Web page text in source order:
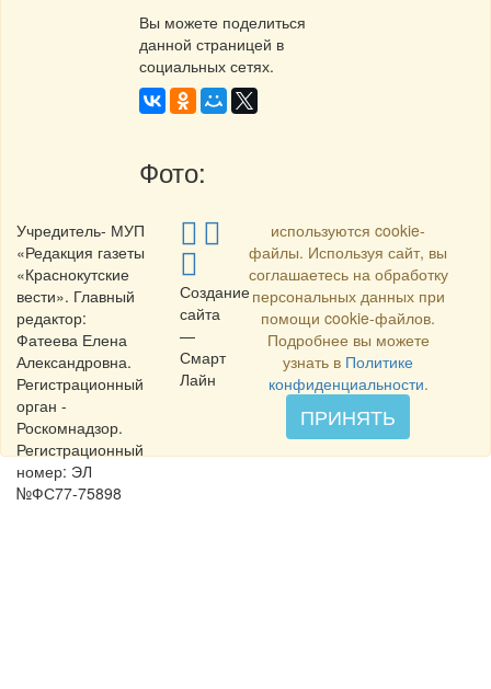
Вы можете поделиться
данной страницей в
социальных сетях.
Фото:
Учредитель- МУП
«Редакция газеты
«Краснокутские
вести». Главный
редактор:
Фатеева Елена
Александровна.
Регистрационный
орган -
Роскомнадзор.
Регистрационный
номер: ЭЛ
№ФС77-75898
Создание
сайта
—
Смарт
Лайн
используются cookie-
файлы. Используя сайт, вы
соглашаетесь на обработку
персональных данных при
помощи cookie-файлов.
Подробнее вы можете
узнать в Политике
конфиденциальности.
ПРИНЯТЬ